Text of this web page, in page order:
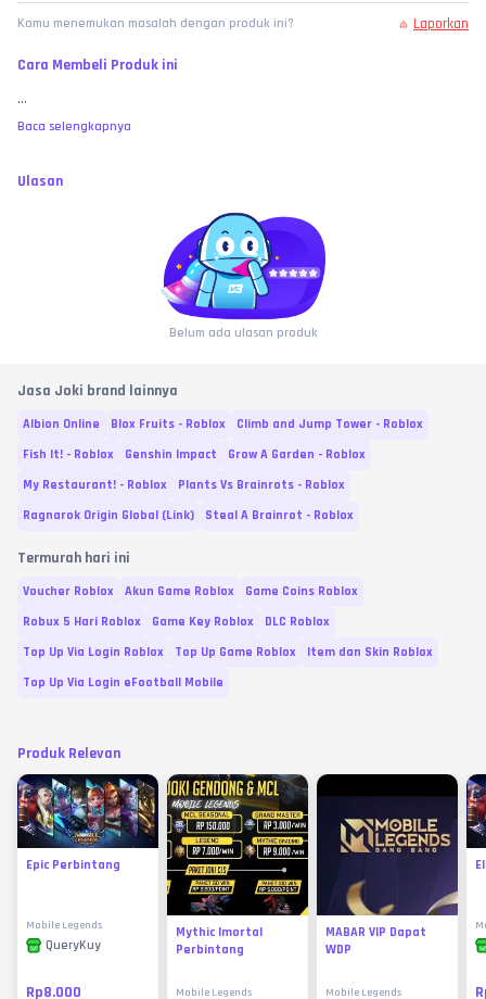
Kamu menemukan masalah dengan produk ini? Laporkan
Cara Membeli Produk ini
...
Baca selengkapnya
Ulasan
Belum ada ulasan produk
Jasa Joki brand lainnya
Albion Online Blox Fruits - Roblox
Climb and Jump Tower - Roblox
Fish It! - Roblox
Genshin Impact
Grow A Garden - Roblox
My Restaurant! - Roblox
Plants Vs Brainrots - Roblox
Ragnarok Origin Global (Link)
Steal A Brainrot - Roblox
Termurah hari ini
Voucher Roblox Akun Game Roblox
Game Coins Roblox
Robux 5 Hari Roblox
Game Key Roblox
DLC Roblox
Top Up Via Login Roblox
Top Up Game Roblox
Item dan Skin Roblox
Top Up Via Login eFootball Mobile
Produk Relevan
Epic Perbintang
Mobile Legends
QueryKuy
Rp8.000
Mythic Imortal
Perbintang
Mobile Legends
MABAR VIP Dapat
WDP
Mobile Legends